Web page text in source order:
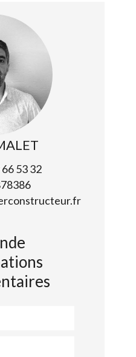
53 32